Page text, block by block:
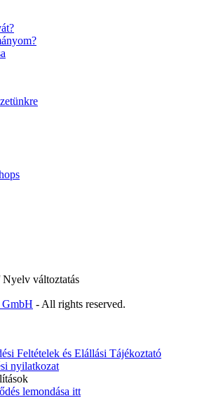
Nyelv változtatás
GmbH - All rights reserved.
Feltételek és Elállási Tájékoztató
nyilatkozat
lemondása itt